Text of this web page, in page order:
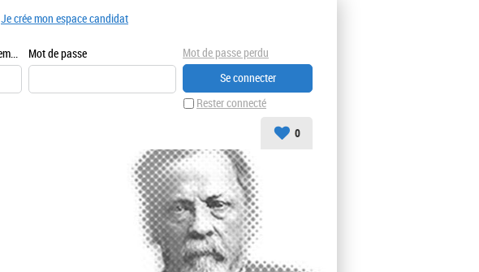
Identifiant (email, de type exemple@exemple.fr) Mot de passe
Rester connecté
Mot de passe perdu
Je crée mon espace candidat
0